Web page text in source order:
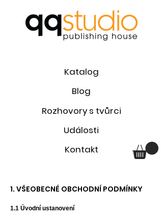
Katalog
Blog
Rozhovory s tvůrci
Události
Kontakt
1. VŠEOBECNÉ OBCHODNÍ PODMÍNKY
1.1 Úvodní ustanovení